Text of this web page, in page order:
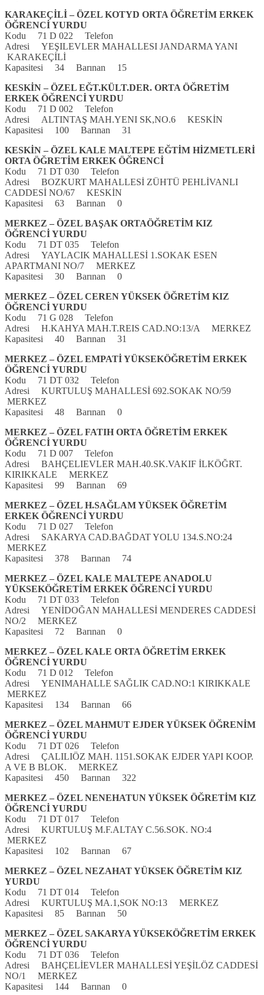
KARAKEÇİLİ – ÖZEL KOTYD ORTA ÖĞRETİM ERKEK
ÖĞRENCİ YURDU
Kodu 71 D 022 Telefon
Adresi YEŞILEVLER MAHALLESI JANDARMA YANI
KARAKEÇİLİ
Kapasitesi 34 Barınan 15
KESKİN – ÖZEL EĞT.KÜLT.DER. ORTA ÖĞRETİM
ERKEK ÖĞRENCİ YURDU
Kodu 71 D 002 Telefon
Adresi ALTINTAŞ MAH.YENI SK,NO.6 KESKİN
Kapasitesi 100 Barınan 31
KESKİN – ÖZEL KALE MALTEPE EĞTİM HİZMETLERİ
ORTA ÖĞRETİM ERKEK ÖĞRENCİ
Kodu 71 DT 030 Telefon
Adresi BOZKURT MAHALLESİ ZÜHTÜ PEHLİVANLI
CADDESİ NO/67 KESKİN
Kapasitesi 63 Barınan 0
MERKEZ – ÖZEL BAŞAK ORTAÖĞRETİM KIZ
ÖĞRENCİ YURDU
Kodu 71 DT 035 Telefon
Adresi YAYLACIK MAHALLESİ 1.SOKAK ESEN
APARTMANI NO/7 MERKEZ
Kapasitesi 30 Barınan 0
MERKEZ – ÖZEL CEREN YÜKSEK ÖĞRETİM KIZ
ÖĞRENCİ YURDU
Kodu 71 G 028 Telefon
Adresi H.KAHYA MAH.T.REIS CAD.NO:13/A MERKEZ
Kapasitesi 40 Barınan 31
MERKEZ – ÖZEL EMPATİ YÜKSEKÖĞRETİM ERKEK
ÖĞRENCİ YURDU
Kodu 71 DT 032 Telefon
Adresi KURTULUŞ MAHALLESİ 692.SOKAK NO/59
MERKEZ
Kapasitesi 48 Barınan 0
MERKEZ – ÖZEL FATIH ORTA ÖĞRETİM ERKEK
ÖĞRENCİ YURDU
Kodu 71 D 007 Telefon
Adresi BAHÇELIEVLER MAH.40.SK.VAKIF İLKÖĞRT.
KIRIKKALE MERKEZ
Kapasitesi 99 Barınan 69
MERKEZ – ÖZEL H.SAĞLAM YÜKSEK ÖĞRETİM
ERKEK ÖĞRENCİ YURDU
Kodu 71 D 027 Telefon
Adresi SAKARYA CAD.BAĞDAT YOLU 134.S.NO:24
MERKEZ
Kapasitesi 378 Barınan 74
MERKEZ – ÖZEL KALE MALTEPE ANADOLU
YÜKSEKÖĞRETİM ERKEK ÖĞRENCİ YURDU
Kodu 71 DT 033 Telefon
Adresi YENİDOĞAN MAHALLESİ MENDERES CADDESİ
NO/2 MERKEZ
Kapasitesi 72 Barınan 0
MERKEZ – ÖZEL KALE ORTA ÖĞRETİM ERKEK
ÖĞRENCİ YURDU
Kodu 71 D 012 Telefon
Adresi YENIMAHALLE SAĞLIK CAD.NO:1 KIRIKKALE
MERKEZ
Kapasitesi 134 Barınan 66
MERKEZ – ÖZEL MAHMUT EJDER YÜKSEK ÖĞRENİM
ÖĞRENCİ YURDU
Kodu 71 DT 026 Telefon
Adresi ÇALILIÖZ MAH. 1151.SOKAK EJDER YAPI KOOP.
A VE B BLOK. MERKEZ
Kapasitesi 450 Barınan 322
MERKEZ – ÖZEL NENEHATUN YÜKSEK ÖĞRETİM KIZ
ÖĞRENCİ YURDU
Kodu 71 DT 017 Telefon
Adresi KURTULUŞ M.F.ALTAY C.56.SOK. NO:4
MERKEZ
Kapasitesi 102 Barınan 67
MERKEZ – ÖZEL NEZAHAT YÜKSEK ÖĞRETİM KIZ
YURDU
Kodu 71 DT 014 Telefon
Adresi KURTULUŞ MA.1,SOK NO:13 MERKEZ
Kapasitesi 85 Barınan 50
MERKEZ – ÖZEL SAKARYA YÜKSEKÖĞRETİM ERKEK
ÖĞRENCİ YURDU
Kodu 71 DT 036 Telefon
Adresi BAHÇELİEVLER MAHALLESİ YEŞİLÖZ CADDESİ
NO/1 MERKEZ
Kapasitesi 144 Barınan 0